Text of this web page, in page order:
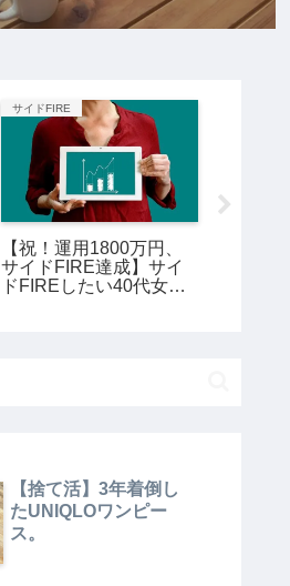
サイドFIRE
【祝！運用1800万円、
サイドFIRE達成】サイ
ドFIREしたい40代女の
【捨て活】3年着倒し
たUNIQLOワンピー
ス。